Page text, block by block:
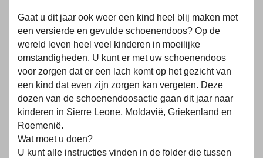
Gaat u dit jaar ook weer een kind heel blij maken met
een versierde en gevulde schoenendoos? Op de
wereld leven heel veel kinderen in moeilijke
omstandigheden. U kunt er met uw schoenendoos
voor zorgen dat er een lach komt op het gezicht van
een kind dat even zijn zorgen kan vergeten. Deze
dozen van de schoenendoosactie gaan dit jaar naar
kinderen in Sierre Leone, Moldavië, Griekenland en
Roemenië.
Wat moet u doen?
U kunt alle instructies vinden in de folder die tussen